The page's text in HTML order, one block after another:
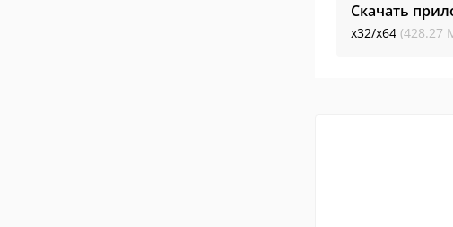
Скачать
x32/x64 (428.27